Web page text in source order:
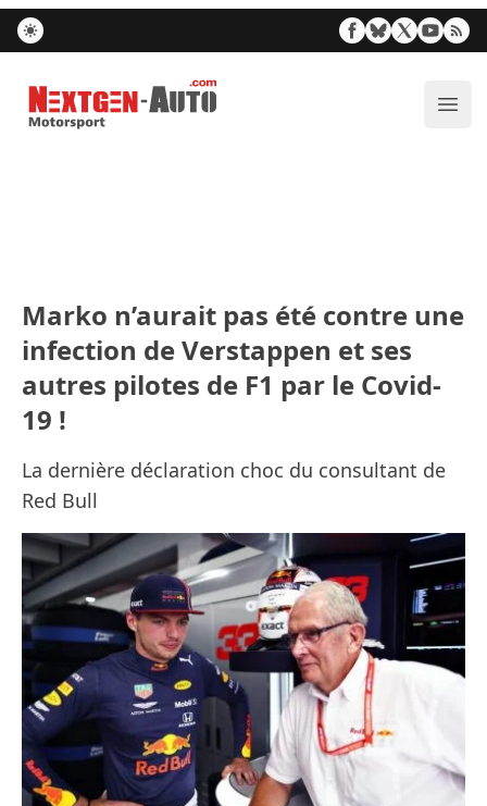
Nextgen-Auto.com
Marko n’aurait pas été contre une
infection de Verstappen et ses
autres pilotes de F1 par le Covid-
19 !
La dernière déclaration choc du consultant de
Red Bull